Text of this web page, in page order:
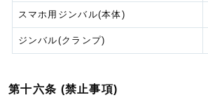
スマホ用ジンバル(本体)
ジンバル(クランプ)
第十六条 (禁止事項)